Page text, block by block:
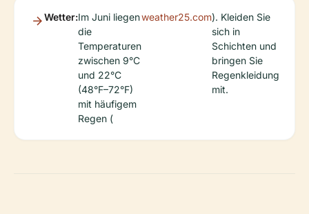
Wetter:Im Juni liegen
die
Temperaturen
zwischen 9°C
und 22°C
(48°F–72°F)
mit häufigem
Regen (
weather25.com). Kleiden Sie
sich in
Schichten und
bringen Sie
Regenkleidung
mit.